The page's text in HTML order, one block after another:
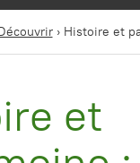
› Histoire et
et